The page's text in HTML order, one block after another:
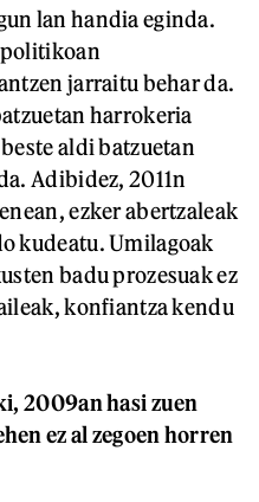
lan handia eginda.
politikoan
jarraitu behar da.
harrokeria
aldi batzuetan
Adibidez, 2011n
ezker abertzaleak
kudeatu. Umilagoak
badu prozesuak ez
konfiantza kendu
2009an hasi zuen
ez al zegoen horren